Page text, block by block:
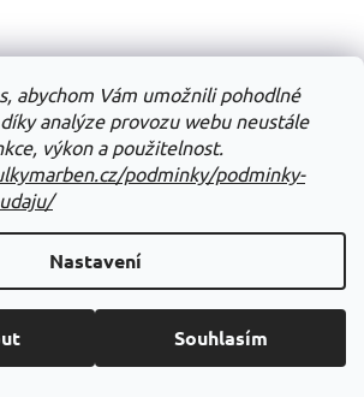
abychom Vám umožnili pohodlné
analýze provozu webu neustále
výkon a použitelnost.
podminky/podminky-
Nastavení
Souhlasím
2 s kovovými dvířky šedá Zolux